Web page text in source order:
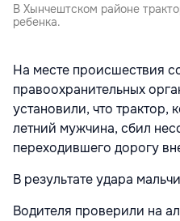
В Хынчештском районе
ребенка.
На месте происшествия
правоохранительных
установили, что трактор,
летний мужчина, сбил
переходившего дорогу
В результате удара
Водителя проверили на